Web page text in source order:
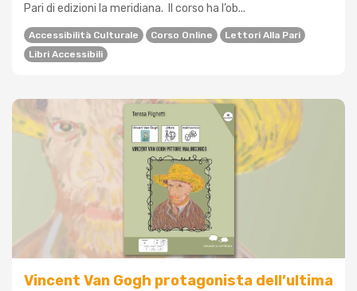
Pari di edizioni la meridiana. Il corso ha l’ob...
Accessibilità Culturale Corso Online
Lettori Alla Pari
Libri Accessibili
Vincent Van Gogh protagonista dell’ultima